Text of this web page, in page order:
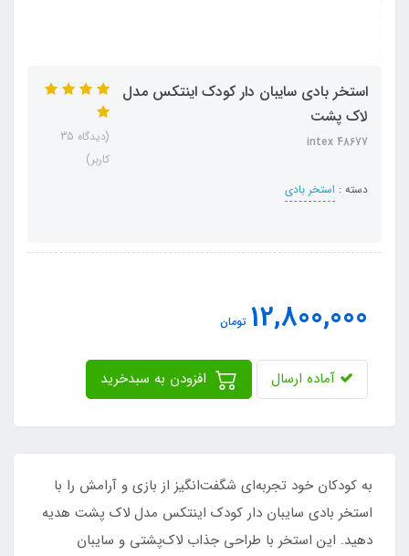
استخر بادی سایبان دار کودک اینتکس مدل
لاک پشت
intex 48677
دسته : استخر بادی
(دیدگاه 35
کاربر)
12,800,000 تومان
آماده ارسال
به کودکان خود تجربه‌ای شگفت‌انگیز از بازی و آرامش را با
استخر بادی سایبان دار کودک اینتکس مدل لاک پشت هدیه
دهید. این استخر با طراحی جذاب لاک‌پشتی و سایبان